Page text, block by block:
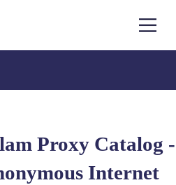
Proxy Catalog -
Internet